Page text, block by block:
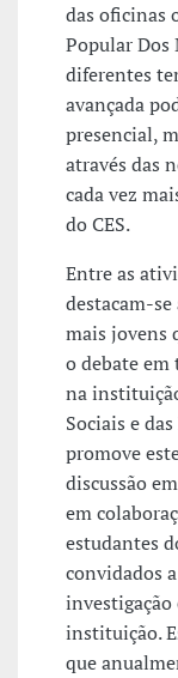
das oficinas
Popular Dos
diferentes
avançada
presencial,
através das
cada vez
do CES.
Entre as
destacam-
mais jovens
o debate
na
Sociais e
promove
discussão
em
estudantes
convidados
investigação
instituição.
que